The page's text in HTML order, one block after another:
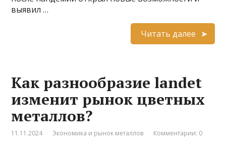
выявил …
Читать далее
Как разнообразие landet
изменит рынок цветных
металлов?
11.11.2024 Экономика и рынок металлов Комментарии: 0